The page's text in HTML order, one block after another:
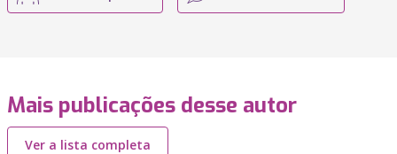
Mais publicações desse autor
Ver a lista completa